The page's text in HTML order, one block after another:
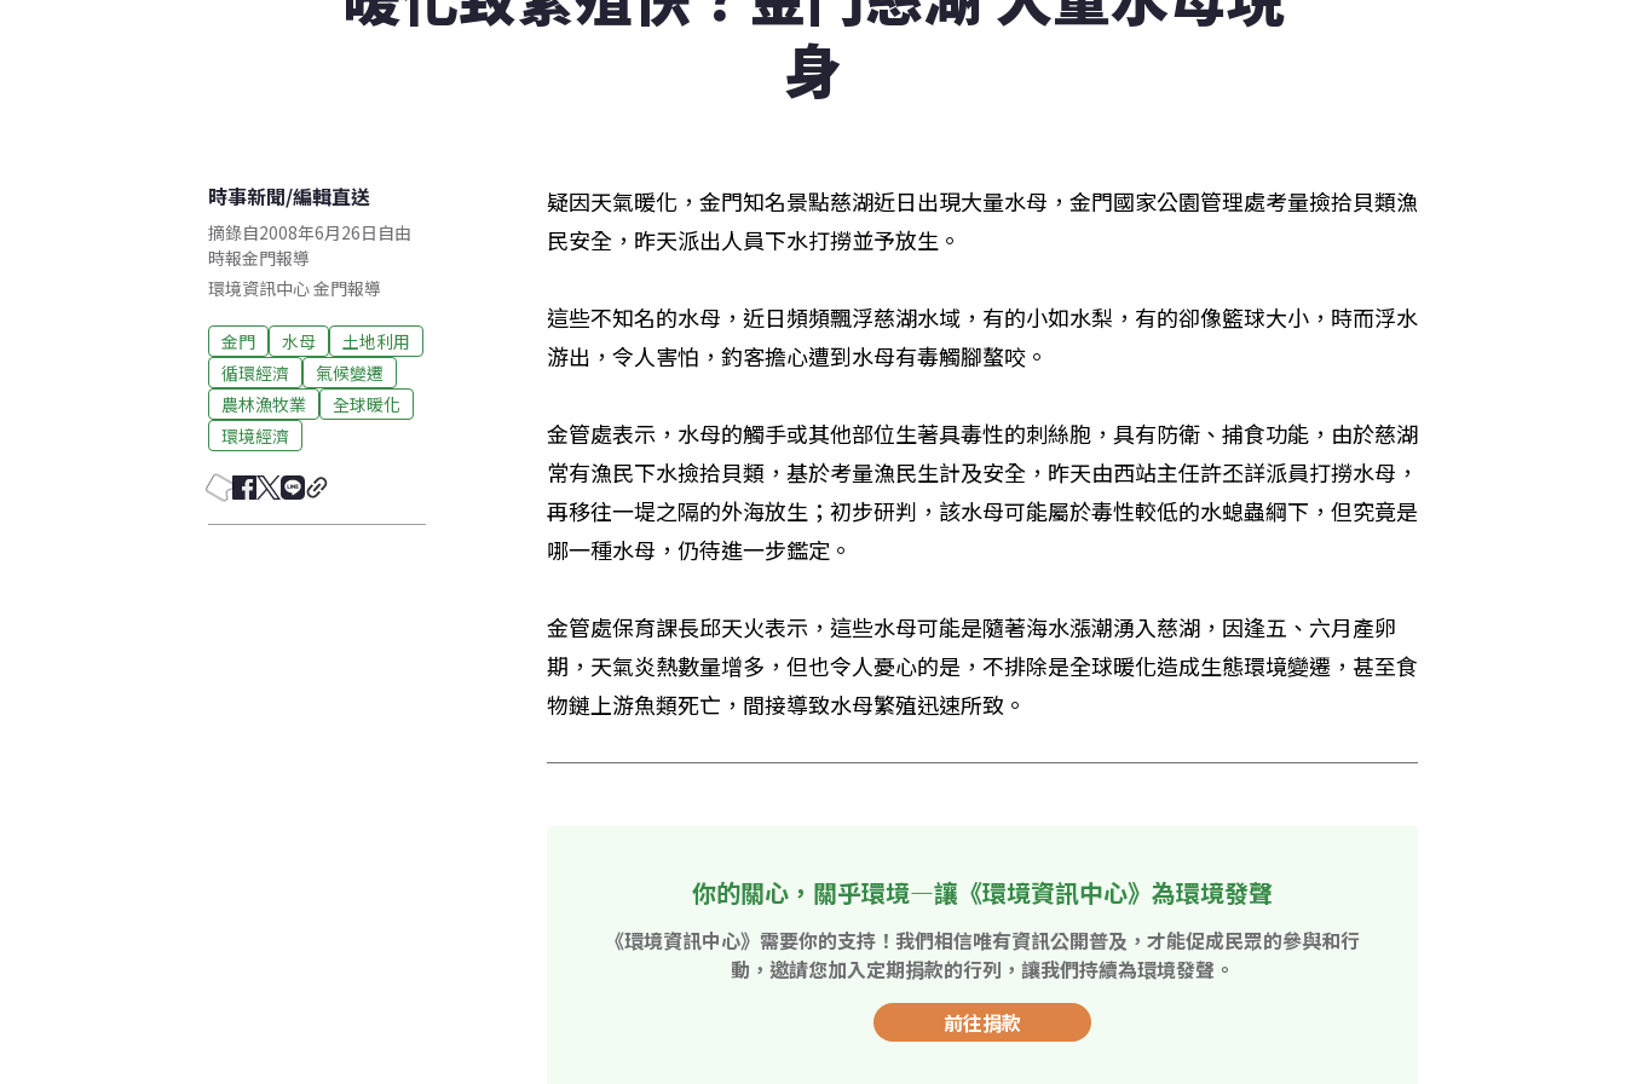
身
時事新聞/編輯直送
摘錄自2008年6月26日自由
時報金門報導
環境資訊中心金門報導
金門 水母
土地利用
循環經濟
氣候變遷
農林漁牧業
全球暖化
環境經濟
疑因天氣暖化，金門知名景點慈湖近日出現大量水母，金門國家公園管理處考量撿拾貝類漁
民安全，昨天派出人員下水打撈並予放生。
這些不知名的水母，近日頻頻飄浮慈湖水域，有的小如水梨，有的卻像籃球大小，時而浮水
游出，令人害怕，釣客擔心遭到水母有毒觸腳螯咬。
金管處表示，水母的觸手或其他部位生著具毒性的刺絲胞，具有防衛、捕食功能，由於慈湖
常有漁民下水撿拾貝類，基於考量漁民生計及安全，昨天由西站主任許丕詳派員打撈水母，
再移往一堤之隔的外海放生；初步研判，該水母可能屬於毒性較低的水螅蟲綱下，但究竟是
哪一種水母，仍待進一步鑑定。
金管處保育課長邱天火表示，這些水母可能是隨著海水漲潮湧入慈湖，因逢五、六月產卵
期，天氣炎熱數量增多，但也令人憂心的是，不排除是全球暖化造成生態環境變遷，甚至食
物鏈上游魚類死亡，間接導致水母繁殖迅速所致。
你的關心，關乎環境—讓《環境資訊中心》為環境發聲
《環境資訊中心》需要你的支持！我們相信唯有資訊公開普及，才能促成民眾的參與和行
動，邀請您加入定期捐款的行列，讓我們持續為環境發聲。
前往捐款